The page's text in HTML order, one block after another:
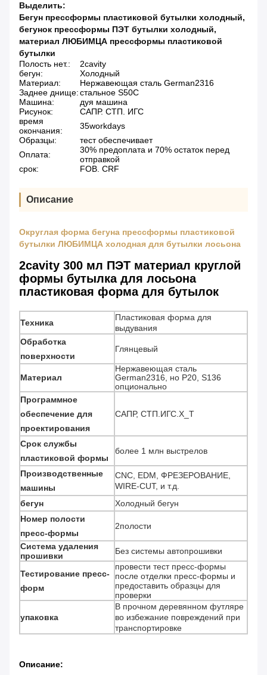
Выделить:
Бегун прессформы пластиковой бутылки холодный,
бегунок прессформы ПЭТ бутылки холодный,
материал ЛЮБИМЦА прессформы пластиковой
бутылки
Полость нет.:
2cavity
бегун:
Холодный
Материал:
Нержавеющая сталь German2316
Заднее днище:стальное S50C
Машина:
дуя машина
Рисунок:
САПР. СТП. ИГС
время
окончания:
35workdays
Образцы:
тест обеспечивает
Оплата:
30% предоплата и 70% остаток перед
отправкой
срок:
FOB. CRF
Описание
Округлая форма бегуна прессформы пластиковой
бутылки ЛЮБИМЦА холодная для бутылки лосьона
2cavity 300 мл ПЭТ материал круглой
формы бутылка для лосьона
пластиковая форма для бутылок
Техника
Пластиковая форма для
выдувания
Обработка
поверхности
Глянцевый
Материал
Нержавеющая сталь
German2316, но P20, S136
опционально
Программное
обеспечение для
проектирования
САПР, СТП.ИГС.Х_Т
Срок службы
пластиковой формы
более 1 млн выстрелов
Производственные
машины
CNC, EDM, ФРЕЗЕРОВАНИЕ,
WIRE-CUT, и т.д.
бегун
Холодный бегун
Номер полости
пресс-формы
2полости
Система удаления
прошивки
Без системы автопрошивки
Тестирование пресс-
форм
провести тест пресс-формы
после отделки пресс-формы и
предоставить образцы для
проверки
упаковка
В прочном деревянном футляре
во избежание повреждений при
транспортировке
Описание: